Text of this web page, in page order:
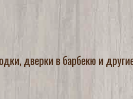
дверки в барбекю и